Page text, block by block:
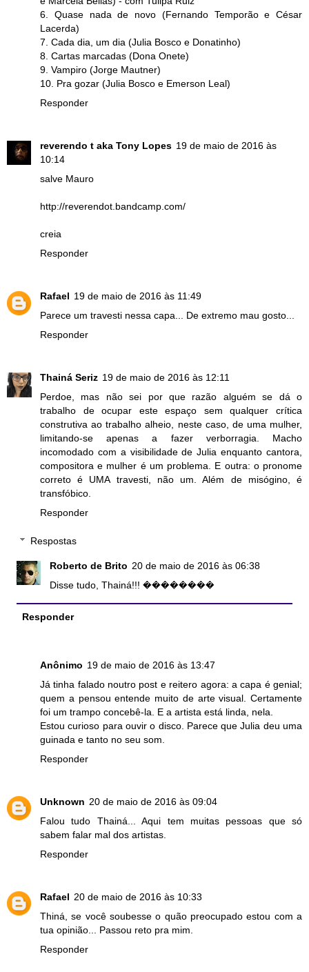
6. Quase nada de novo (Fernando Temporão e César
Lacerda)
7. Cada dia, um dia (Julia Bosco e Donatinho)
8. Cartas marcadas (Dona Onete)
9. Vampiro (Jorge Mautner)
10. Pra gozar (Julia Bosco e Emerson Leal)
Responder
reverendo t aka Tony Lopes 19 de maio de 2016 às
10:14
salve Mauro
http://reverendot.bandcamp.com/
creia
Responder
Rafael 19 de maio de 2016 às 11:49
Parece um travesti nessa capa... De extremo mau gosto...
Responder
Thainá Seriz 19 de maio de 2016 às 12:11
Perdoe, mas não sei por que razão alguém se dá o
trabalho de ocupar este espaço sem qualquer crítica
construtiva ao trabalho alheio, neste caso, de uma mulher,
limitando-se apenas a fazer verborragia. Macho
incomodado com a visibilidade de Julia enquanto cantora,
compositora e mulher é um problema. E outra: o pronome
correto é UMA travesti, não um. Além de misógino, é
transfóbico.
Responder
Respostas
Roberto de Brito 20 de maio de 2016 às 06:38
Disse tudo, Thainá!!! ��������
Responder
Anônimo 19 de maio de 2016 às 13:47
Já tinha falado noutro post e reitero agora: a capa é genial;
quem a pensou entende muito de arte visual. Certamente
foi um trampo concebê-la. E a artista está linda, nela.
Estou curioso para ouvir o disco. Parece que Julia deu uma
guinada e tanto no seu som.
Responder
Unknown 20 de maio de 2016 às 09:04
Falou tudo Thainá... Aqui tem muitas pessoas que só
sabem falar mal dos artistas.
Responder
Rafael 20 de maio de 2016 às 10:33
Thiná, se você soubesse o quão preocupado estou com a
tua opinião... Passou reto pra mim.
Responder